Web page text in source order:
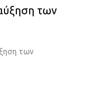
των
των